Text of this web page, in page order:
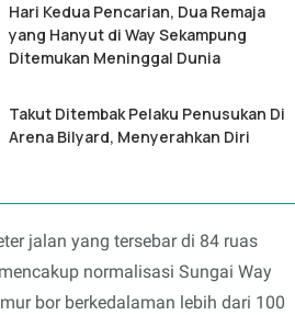
Hari Kedua Pencarian, Dua Remaja
yang Hanyut di Way Sekampung
Ditemukan Meninggal Dunia
Takut Ditembak Pelaku Penusukan Di
Arena Bilyard, Menyerahkan Diri
jalan yang tersebar di 84 ruas
normalisasi Sungai Way
bor berkedalaman lebih dari 100